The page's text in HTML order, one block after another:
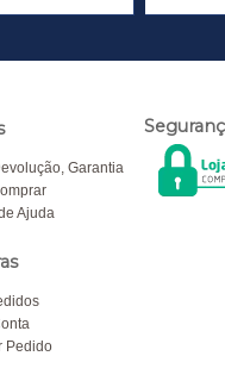
Garantia
Ajuda
Pedido